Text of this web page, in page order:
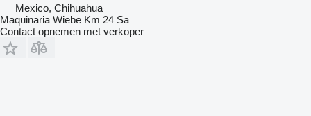
Mexico, Chihuahua
Maquinaria Wiebe Km 24 Sa
Contact opnemen met verkoper